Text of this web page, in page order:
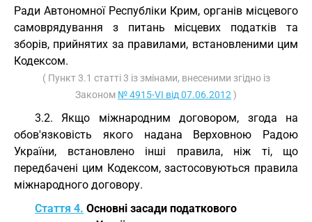
Ради Автономної Республіки Крим, органів місцевого
самоврядування з питань місцевих податків та
зборів, прийнятих за правилами, встановленими цим
Кодексом.
( Пункт 3.1 статті 3 із змінами, внесеними згідно із
Законом № 4915-VI від 07.06.2012 )
3.2. Якщо міжнародним договором, згода на
обов'язковість якого надана Верховною Радою
України, встановлено інші правила, ніж ті, що
передбачені цим Кодексом, застосовуються правила
міжнародного договору.
Стаття 4. Основні засади податкового